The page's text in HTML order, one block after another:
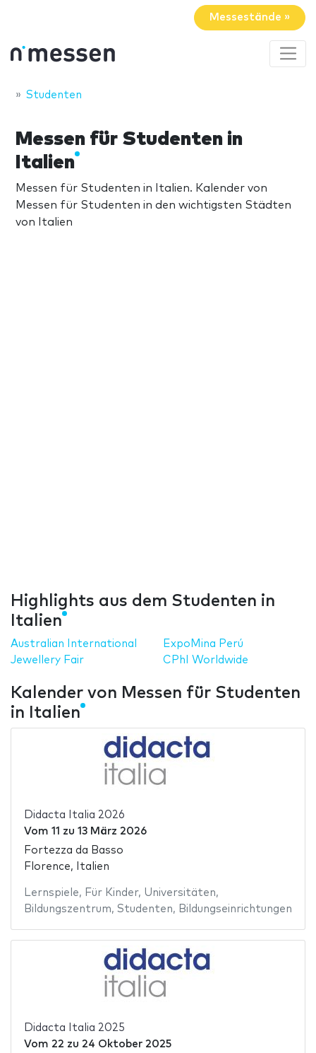
Messestände »
Studenten
Messen für Studenten in
Italien
Messen für Studenten in Italien. Kalender von
Messen für Studenten in den wichtigsten Städten
von Italien
Highlights aus dem Studenten in
Italien
Australian International
Jewellery Fair
ExpoMina Perú
CPhI Worldwide
Kalender von Messen für Studenten
in Italien
Didacta Italia 2026
Vom 11 zu 13 März 2026
Fortezza da Basso
Florence, Italien
Lernspiele, Für Kinder, Universitäten,
Bildungszentrum, Studenten, Bildungseinrichtungen
Didacta Italia 2025
Vom 22 zu 24 Oktober 2025